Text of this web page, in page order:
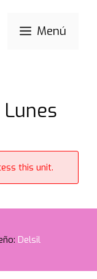
Menú
this unit.
Delsil